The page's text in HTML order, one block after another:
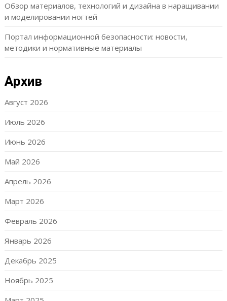
Обзор материалов, технологий и дизайна в наращивании
и моделировании ногтей
Портал информационной безопасности: новости,
методики и нормативные материалы
Архив
Август 2026
Июль 2026
Июнь 2026
Май 2026
Апрель 2026
Март 2026
Февраль 2026
Январь 2026
Декабрь 2025
Ноябрь 2025